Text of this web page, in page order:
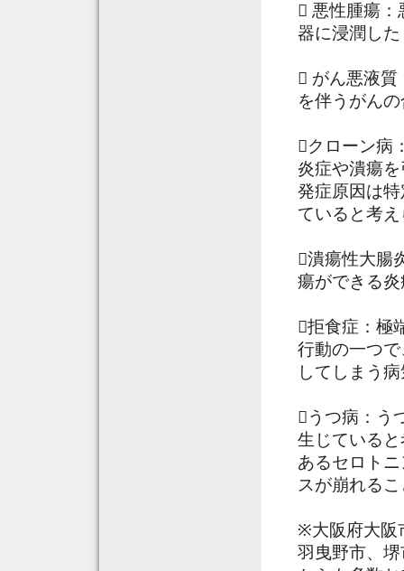
 悪性腫瘍：
器に浸潤し
 がん悪液質
を伴うがん
クローン病
炎症や潰瘍
発症原因は
ていると考
潰瘍性大腸
瘍ができる
拒食症：極
行動の一つ
してしまう
うつ病：う
生じている
あるセロト
スが崩れる
※大阪府大阪
羽曳野市、